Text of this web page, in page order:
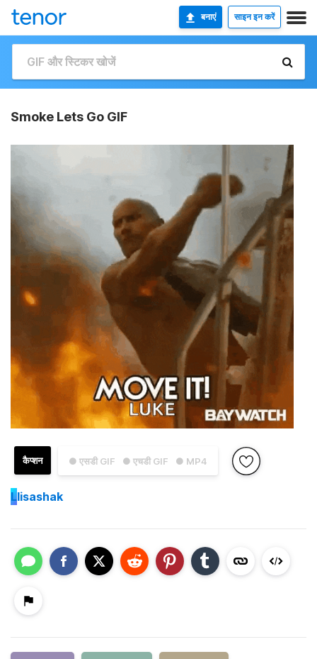
बनाएं साइन इन करें
Smoke Lets Go GIF
● एसडी GIF ● एचडी GIF ● MP4
कैप्शन
Llisashak